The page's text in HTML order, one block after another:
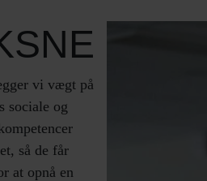
vi vægt på
sociale og
så de får
at opnå en